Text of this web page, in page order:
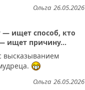
26.05.2026
Ольга
— ищет способ, кто
ищет причину...
высказыванием
26.05.2026
Ольга